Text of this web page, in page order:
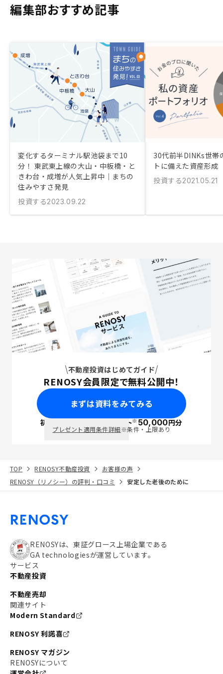
編集部おすすめ記事
変化するターミナル駅池袋まで10
分！ 東武東上線の大山・中板橋・と
きわ台・成増が人気上昇中｜まちの
住みやすさ発見
投資する2023.09.22
30代前半DINKs世帯
トに備えた資産形成
投資する2021.05.21
不動産投資はじめてガイド
RENOSY会員限定で無料公開中！
まずは資料をみてみる
初回面談で ポイント※50,000円分
プレゼント適用条件詳細※条件・上限あり
TOP RENOSY不動産投資
お客様の声
RENOSY（リノシー）の評判・口コミ
安定した老後のために
RENOSYは、東証グロース上場企業である
GA technologiesが運営しています。
サービス
不動産投資
不動産売却
関連サイト
Modern Standard
RENOSY 利諾喜
RENOSY マガジン
RENOSYについて